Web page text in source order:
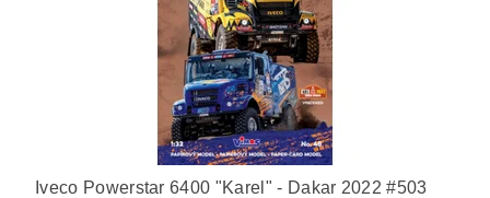
Iveco Powerstar 6400 "Karel" - Dakar 2022 #503